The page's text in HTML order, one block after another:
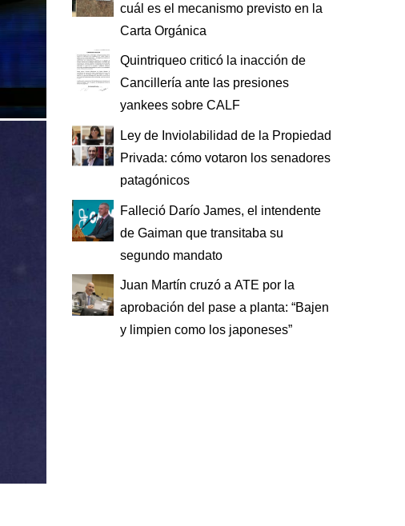
cuál es el mecanismo previsto en la
Carta Orgánica
Quintriqueo criticó la inacción de
Cancillería ante las presiones
yankees sobre CALF
Ley de Inviolabilidad de la Propiedad
Privada: cómo votaron los senadores
patagónicos
Falleció Darío James, el intendente
de Gaiman que transitaba su
segundo mandato
Juan Martín cruzó a ATE por la
aprobación del pase a planta: “Bajen
y limpien como los japoneses”